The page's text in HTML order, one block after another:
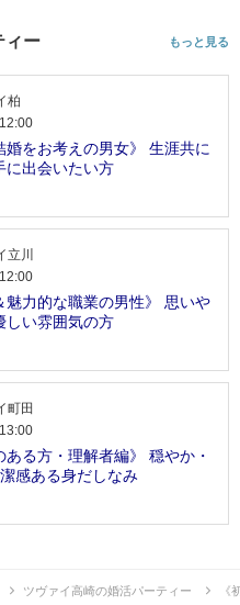
ィー もっと見る
柏
婚をお考えの男女》 生涯共に
に出会いたい方
立川
魅力的な職業の男性》 思いや
しい雰囲気の方
町田
ある方・理解者編》 穏やか・
感ある身だしなみ
ツヴァイ高崎の婚活パーティー 《